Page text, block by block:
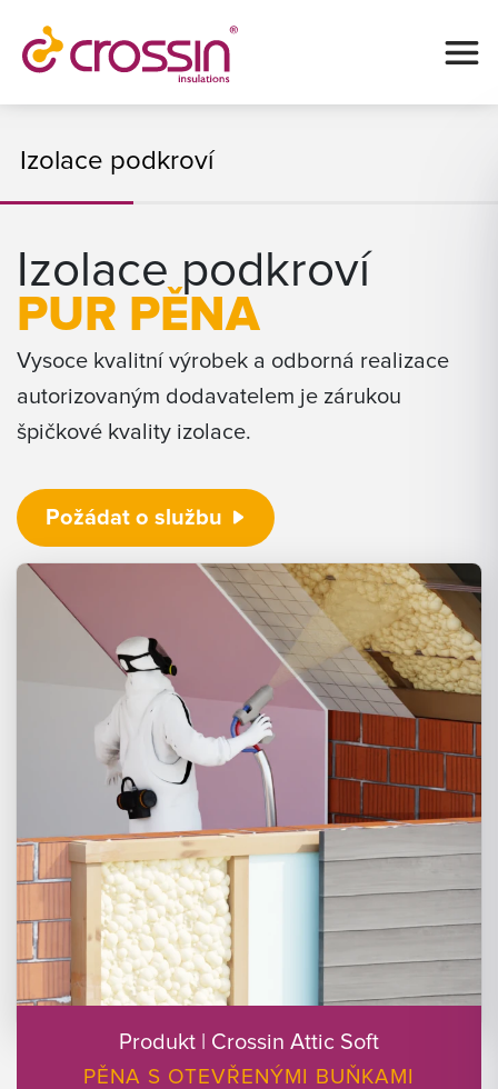
Izolace podkroví
Izolace podkroví
PUR PĚNA
Vysoce kvalitní výrobek a odborná realizace
autorizovaným dodavatelem je zárukou
špičkové kvality izolace.
Požádat o službu
Produkt | Crossin Attic Soft
PĚNA S OTEVŘENÝMI BUŇKAMI